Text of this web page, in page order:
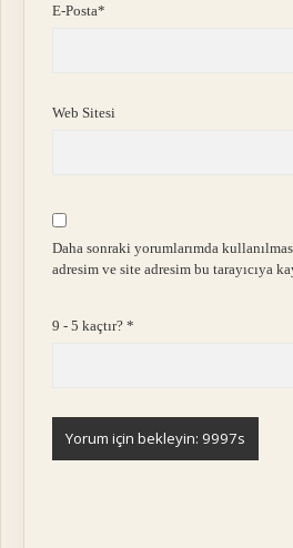
E-Posta*
Web Sitesi
Daha sonraki yorumlarımda
adresim ve site adresim bu tarayıcıya
9 - 5 kaçtır?*